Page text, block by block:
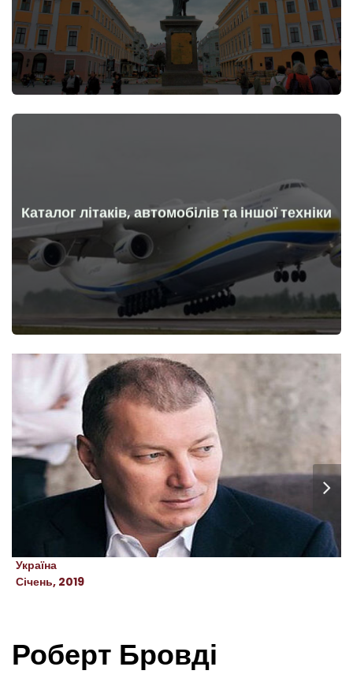
Пам'ятники, витвори мистецтва до та після початку
Каталог літаків, автомобілів та іншої техніки
Літаки, машини, технічні засоби до та після початку війни
Докладніше
Україна
Січень, 2019
Роберт Бровді